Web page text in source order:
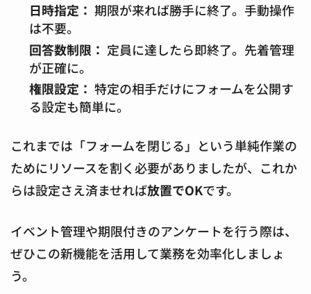
日時指定： 期限が来れば勝手に終了。手動操作
は不要。
回答数制限： 定員に達したら即終了。先着管理
が正確に。
権限設定： 特定の相手だけにフォームを公開す
る設定も簡単に。
これまでは「フォームを閉じる」という単純作業の
ためにリソースを割く必要がありましたが、これか
らは設定さえ済ませれば放置でOKです。
イベント管理や期限付きのアンケートを行う際は、
ぜひこの新機能を活用して業務を効率化しましょ
う。